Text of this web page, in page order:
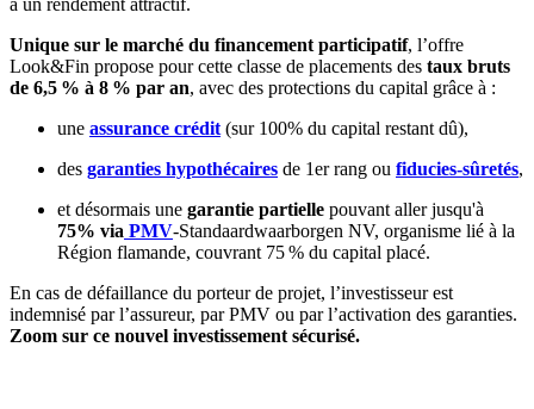
Unique sur le marché du financement participatif, l’offre
Look&Fin propose pour cette classe de placements des taux bruts
de 6,5 % à 8 % par an, avec des protections du capital grâce à :
une assurance crédit (sur 100% du capital restant dû),
des garanties hypothécaires de 1er rang ou fiducies-sûretés,
et désormais une garantie partielle pouvant aller jusqu'à
75% via PMV-Standaardwaarborgen NV, organisme lié à la
Région flamande, couvrant 75 % du capital placé.
En cas de défaillance du porteur de projet, l’investisseur est
indemnisé par l’assureur, par PMV ou par l’activation des garanties.
Zoom sur ce nouvel investissement sécurisé.